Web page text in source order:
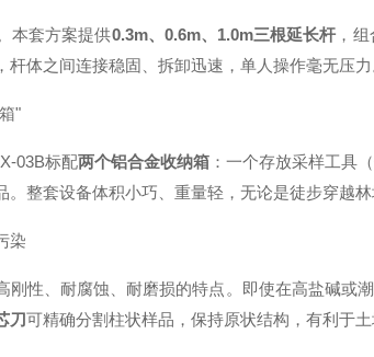
本套方案提供0.3m、0.6m、1.0m三根延长杆 ，
，杆体之间连接稳固、拆卸迅速，单人操作毫无压力
"
03B标配两个铝合金收纳箱 ：一个存放采样工具
。整套设备体积小巧、重量轻，无论是徒步穿越
染
刚性、耐腐蚀、耐磨损的特点。即使在高盐碱或
刀可精确分割柱状样品，保持原状结构，有利于